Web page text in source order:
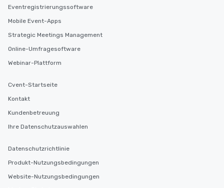
Eventregistrierungssoftware
Mobile Event-Apps
Strategic Meetings Management
Online-Umfragesoftware
Webinar-Plattform
Cvent-Startseite
Kontakt
Kundenbetreuung
Ihre Datenschutzauswahlen
Datenschutzrichtlinie
Produkt-Nutzungsbedingungen
Website-Nutzungsbedingungen